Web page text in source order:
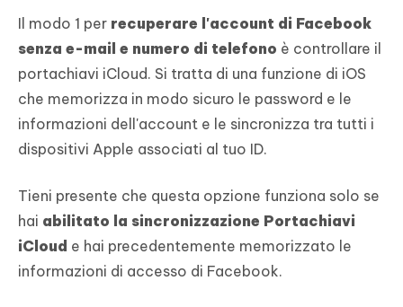
Il modo 1 per recuperare l'account di Facebook
senza e-mail e numero di telefono è controllare il
portachiavi iCloud. Si tratta di una funzione di iOS
che memorizza in modo sicuro le password e le
informazioni dell'account e le sincronizza tra tutti i
dispositivi Apple associati al tuo ID.
Tieni presente che questa opzione funziona solo se
hai abilitato la sincronizzazione Portachiavi
iCloud e hai precedentemente memorizzato le
informazioni di accesso di Facebook.